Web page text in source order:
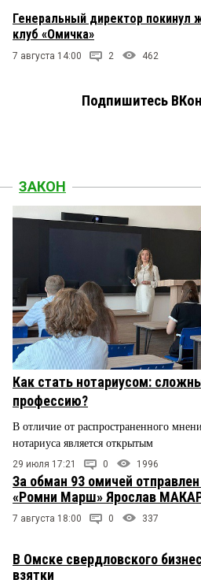
Генеральный директор покинул
клуб «Омичка»
7 августа 14:00 2 462
Подпишитесь
ЗАКОН
Как стать нотариусом:
профессию?
В отличие от распространенного
нотариуса является открытым
29 июля 17:21 0 1996
За обман 93 омичей
«Ромни Марш» Ярослав
7 августа 18:00 0 337
В Омске свердловского
взятки